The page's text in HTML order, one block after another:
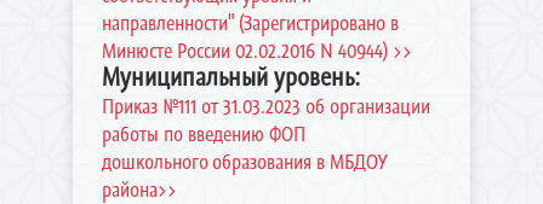
направленности" (Зарегистрировано в
Минюсте России 02.02.2016 N 40944) >>
Муниципальный уровень:
Приказ №111 от 31.03.2023 об организации
работы по введению ФОП
дошкольного образования в МБДОУ
района>>